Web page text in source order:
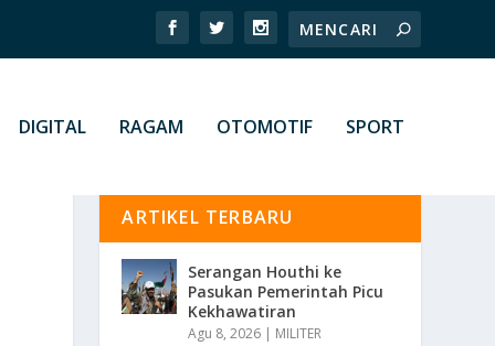
DIGITAL RAGAM OTOMOTIF SPORT
ARTIKEL TERBARU
Serangan Houthi ke
Pasukan Pemerintah Picu
Kekhawatiran
Agu 8, 2026 | MILITER